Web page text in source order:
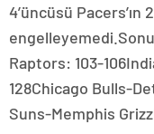
4’üncüsü Pacers’ın
Raptors: 103-
128Chicago Bulls-
Suns-Memphis